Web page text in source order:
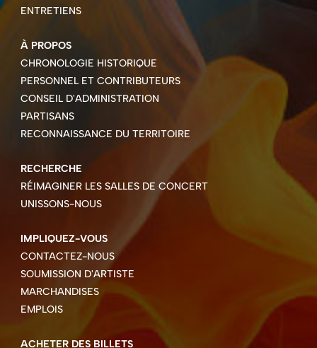
ENTRETIENS
À PROPOS
CHRONOLOGIE HISTORIQUE
PERSONNEL ET CONTRIBUTEURS
CONSEIL D'ADMINISTRATION
PARTISANS
RECONNAISSANCE DU TERRITOIRE
RECHERCHE
RÉIMAGINER LES SALLES DE CONCERT
UNISSONS-NOUS
IMPLIQUEZ-VOUS
CONTACTEZ-NOUS
SOUMISSION D'ARTISTE
MARCHANDISES
EMPLOIS
ACHETER DES BILLETS